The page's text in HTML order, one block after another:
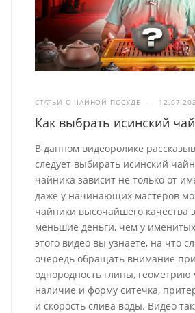
СТАТЬИ О ЧАЙНОЙ ПОСУДЕ —
Как выбрать исинский
В данном видеоролике
следует выбирать исинский
чайника зависит не только от
даже у начинающих мастеров
чайники высочайшего качества
меньшие деньги, чем у
этого видео вы узнаете, на что
очередь обращать внимание
однородность глины, геометрию
наличие и форму ситечка,
и скорость слива воды. Видео